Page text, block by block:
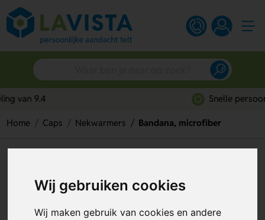
Wij gebruiken cookies
Wij maken gebruik van cookies en andere
Snelle persoonlijke service
Home Caps Nekwarmers Bandana, microfiber
Artikelnummer:75952